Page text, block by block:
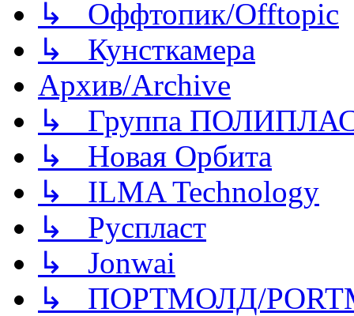
↳ Оффтопик/Offtopic
↳ Кунсткамера
Архив/Archive
↳ Группа
↳ Новая Орбита
↳ ILMA Technology
↳ Руспласт
↳ Jonwai
↳ ПОРТМОЛД/